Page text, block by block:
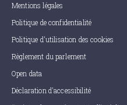
Mentions légales
Politique de confidentialité
Politique d'utilisation des cookies
Règlement du parlement
Open data
Déclaration d'accessibilité